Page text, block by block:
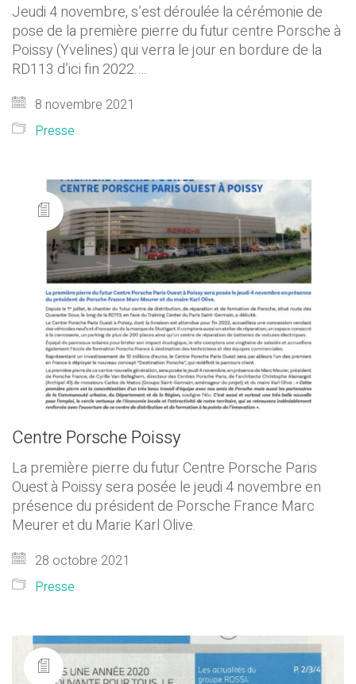
Jeudi 4 novembre, s’est déroulée la cérémonie de
pose de la première pierre du futur centre Porsche à
Poissy (Yvelines) qui verra le jour en bordure de la
RD113 d’ici fin 2022.…
8 novembre 2021
Presse
Centre Porsche Poissy
La première pierre du futur Centre Porsche Paris
Ouest à Poissy sera posée le jeudi 4 novembre en
présence du président de Porsche France Marc
Meurer et du Marie Karl Olive.
28 octobre 2021
Presse